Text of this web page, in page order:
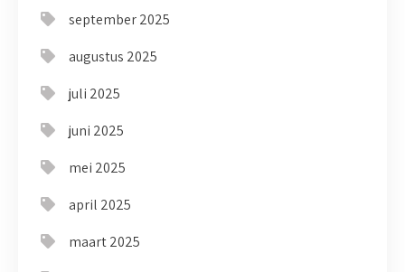
september 2025
augustus 2025
juli 2025
juni 2025
mei 2025
april 2025
maart 2025